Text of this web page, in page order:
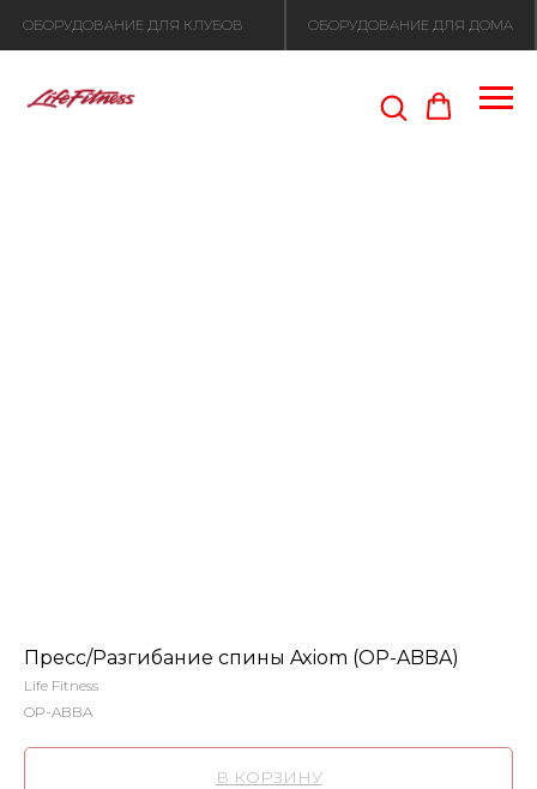
Пресс/Разгибание спины Axiom (OP-ABBA)
Life Fitness
OP-ABBA
В КОРЗИНУ